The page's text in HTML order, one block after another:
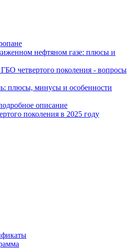
нефтяном газе: плюсы и
четвертого поколения - вопросы
плюсы, минусы и особенности
описание
поколения в 2025 году